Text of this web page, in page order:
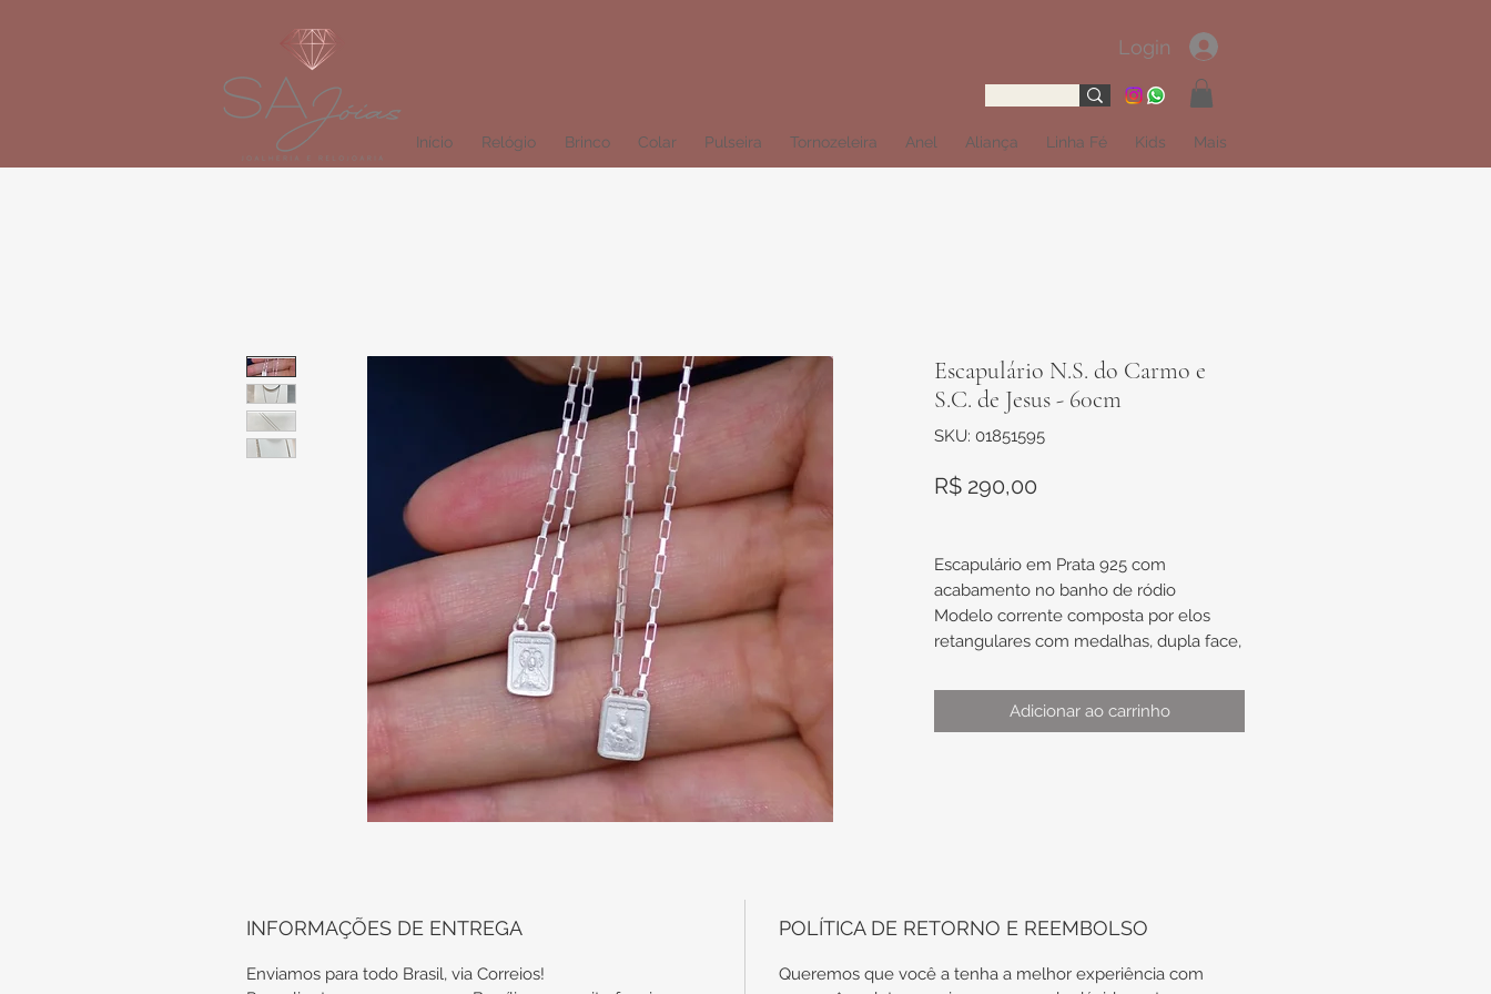
Login
Início Relógio Brinco Colar Pulseira Tornozeleira Anel Aliança Linha Fé Kids Mais
Escapulário N.S. do Carmo e
S.C. de Jesus - 60cm
SKU: 01851595
R$ 290,00
Escapulário em Prata 925 com
acabamento no banho de ródio
Modelo corrente composta por elos
retangulares com medalhas, dupla face,
e Sagrado Coração de Jesus
Obs.: todas as nossas peças em Prata
Adicionar ao carrinho
INFORMAÇÕES DE ENTREGA
Enviamos para todo Brasil, via Correios!
POLÍTICA DE RETORNO E REEMBOLSO
Queremos que você a tenha a melhor experiência com